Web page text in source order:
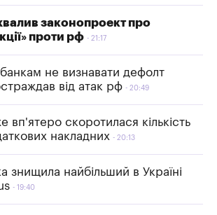
законопроект про
проти рф
21:17
не визнавати дефолт
від атак рф
20:49
вп'ятеро скоротилася кількість
накладних
20:13
знищила найбільший в Україні
19:40